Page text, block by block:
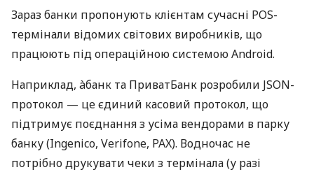
Зараз банки пропонують клієнтам сучасні POS-
термінали відомих світових виробників, що
працюють під операційною системою Android.
Наприклад, àбанк та ПриватБанк розробили JSON-
протокол — це єдиний касовий протокол, що
підтримує поєднання з усіма вендорами в парку
банку (Ingenico, Verifone, PAX). Водночас не
потрібно друкувати чеки з термінала (у разі